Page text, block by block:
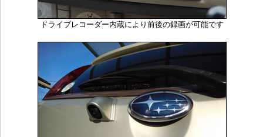
ドライブレコーダー内蔵により前後の録画が可能です